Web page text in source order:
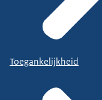
Toegankelijkheid